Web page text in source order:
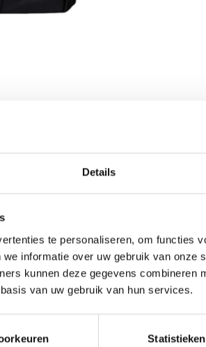
Details
te personaliseren, om functies
informatie over uw gebruik van onze
kunnen deze gegevens combineren
van uw gebruik van hun services.
Statistieken
pasvorm en het juiste comfort.
iemand op zijn rug drijft. Daarnaast is